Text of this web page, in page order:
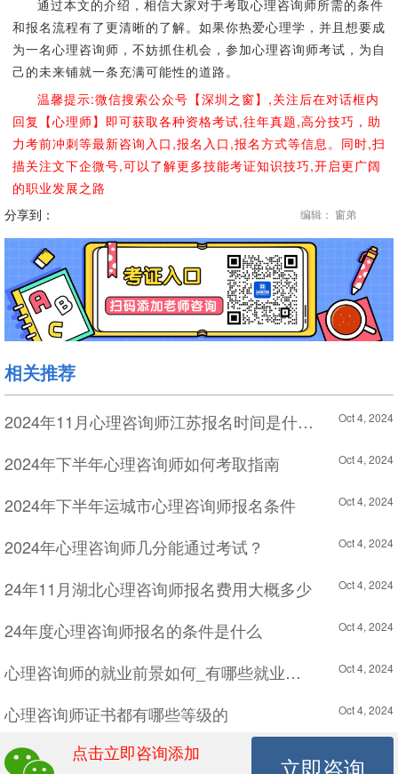
通过本文的介绍，相信大家对于考取心理咨询师所需的条件
和报名流程有了更清晰的了解。如果你热爱心理学，并且想要成
为一名心理咨询师，不妨抓住机会，参加心理咨询师考试，为自
己的未来铺就一条充满可能性的道路。
温馨提示:微信搜索公众号【深圳之窗】,关注后在对话框内
回复【心理师】即可获取各种资格考试,往年真题,高分技巧，助
力考前冲刺等最新咨询入口,报名入口,报名方式等信息。同时,扫
描关注文下企微号,可以了解更多技能考证知识技巧,开启更广阔
的职业发展之路
分享到：
编辑： 窗弟
相关推荐
2024年11月心理咨询师江苏报名时间是什么时候 Oct 4, 2024
2024年下半年心理咨询师如何考取指南 Oct 4, 2024
2024年下半年运城市心理咨询师报名条件 Oct 4, 2024
2024年心理咨询师几分能通过考试？ Oct 4, 2024
24年11月湖北心理咨询师报名费用大概多少 Oct 4, 2024
24年度心理咨询师报名的条件是什么 Oct 4, 2024
心理咨询师的就业前景如何_有哪些就业方向_ Oct 4, 2024
心理咨询师证书都有哪些等级的 Oct 4, 2024
陕西心理咨询师24上半年考试怎么查成绩
点击立即咨询添加
立即咨询